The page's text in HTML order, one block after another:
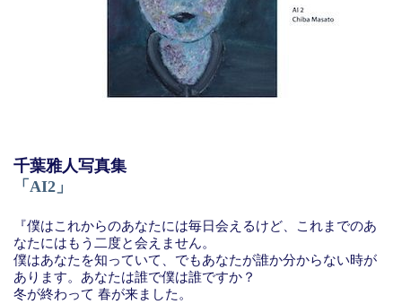
千葉雅人写真集
「AI2」
『僕はこれからのあなたには毎日会えるけど、これまでのあ
なたにはもう二度と会えません。
僕はあなたを知っていて、でもあなたが誰か分からない時が
あります。あなたは誰で僕は誰ですか？
冬が終わって 春が来ました。